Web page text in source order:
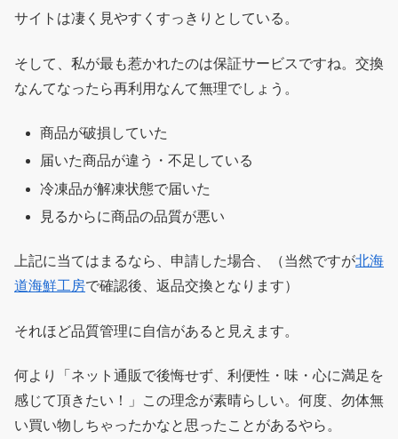
サイトは凄く見やすくすっきりとしている。
そして、私が最も惹かれたのは保証サービスですね。交換
なんてなったら再利用なんて無理でしょう。
商品が破損していた
届いた商品が違う・不足している
冷凍品が解凍状態で届いた
見るからに商品の品質が悪い
上記に当てはまるなら、申請した場合、（当然ですが北海
道海鮮工房で確認後、返品交換となります）
それほど品質管理に自信があると見えます。
何より「ネット通販で後悔せず、利便性・味・心に満足を
感じて頂きたい！」この理念が素晴らしい。何度、勿体無
い買い物しちゃったかなと思ったことがあるやら。